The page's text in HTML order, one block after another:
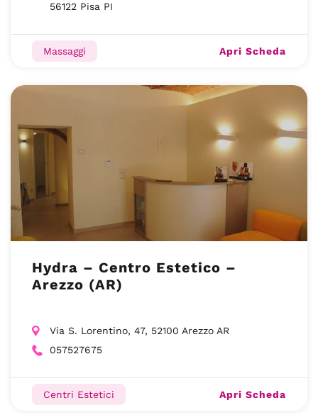
56122 Pisa PI
Massaggi Apri Scheda
Hydra – Centro Estetico –
Arezzo (AR)
Via S. Lorentino, 47, 52100 Arezzo AR
057527675
Centri Estetici Apri Scheda